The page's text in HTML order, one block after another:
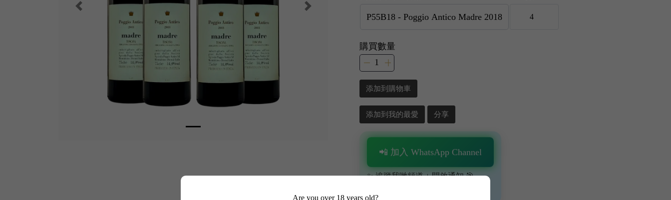
Are you over 18 years old?
購買數量
添加到購物車
添加到我的最愛 分享
📲 加入 WhatsApp Channel
✨ 追蹤我哋頻道 + 開啟通知 🎯